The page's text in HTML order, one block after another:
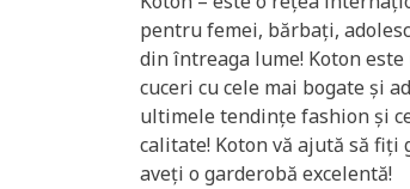
pentru femei, bărbați,
din întreaga lume! Koton
cuceri cu cele mai bogate și
ultimele tendințe fashion și
calitate! Koton vă ajută să
aveți o garderobă excelentă!